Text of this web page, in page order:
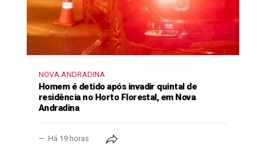
NOVA ANDRADINA
Homem é detido após invadir quintal de
residência no Horto Florestal, em Nova
Andradina
Há 19 horas